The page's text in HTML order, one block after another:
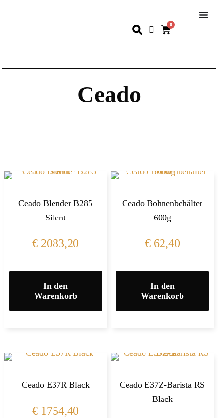
0
Ceado
Ceado Blender B285
Silent
€ 2083,20
In den
Warenkorb
Ceado Bohnenbehälter
600g
€62,40
In den
Warenkorb
Ceado E37R Black
€ 1754,40
Ceado E37Z-Barista RS
Black